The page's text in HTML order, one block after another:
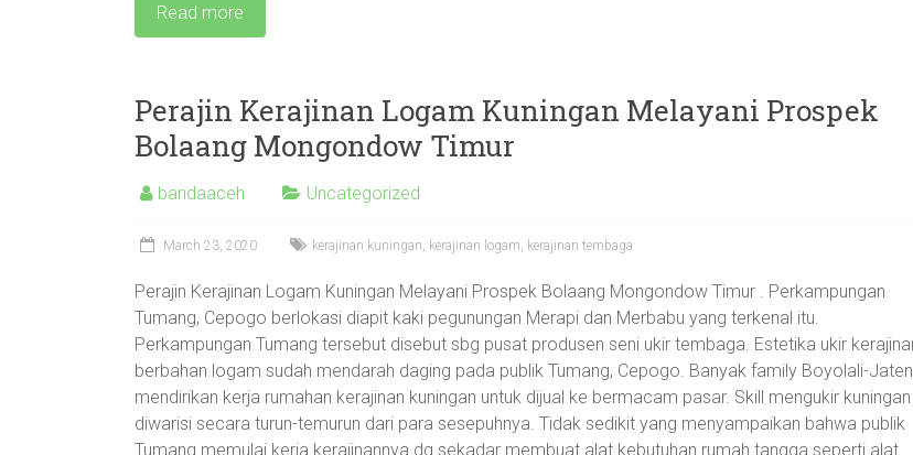
Read more
Perajin Kerajinan Logam Kuningan Melayani Prospek
Bolaang Mongondow Timur
bandaaceh Uncategorized
March 23, 2020 kerajinan kuningan, kerajinan logam, kerajinan tembaga
Perajin Kerajinan Logam Kuningan Melayani Prospek Bolaang Mongondow Timur . Perkampungan
Tumang, Cepogo berlokasi diapit kaki pegunungan Merapi dan Merbabu yang terkenal itu.
Perkampungan Tumang tersebut disebut sbg pusat produsen seni ukir tembaga. Estetika ukir
berbahan logam sudah mendarah daging pada publik Tumang, Cepogo. Banyak family Boyolali-
mendirikan kerja rumahan kerajinan kuningan untuk dijual ke bermacam pasar. Skill mengukir kuningan
diwarisi secara turun-temurun dari para sesepuhnya. Tidak sedikit yang menyampaikan bahwa publik
Tumang memulai kerja kerajinannya dg sekadar membuat alat kebutuhan rumah tangga seperti alat